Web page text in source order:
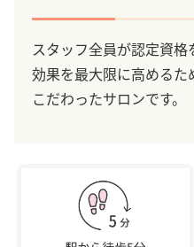
スタッフ全員が認定資
効果を最大限に高める
こだわったサロンです。